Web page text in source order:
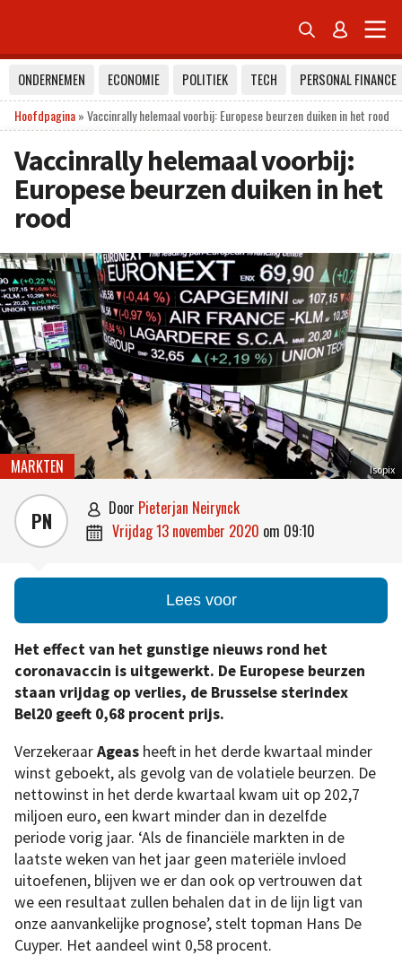
 
ONDERNEMEN ECONOMIE POLITIEK TECH
PERSONAL FINANCE
Hoofdpagina»Vaccinrally helemaal voorbij: Europese beurzen duiken in het rood
Vaccinrally helemaal voorbij:
Europese beurzen duiken in het
rood
Isopix
MARKTEN
PN  door Pieterjan Neirynck
 vrijdag 13 november 2020 om 09:10
Lees voor
Het effect van het gunstige nieuws rond het
coronavaccin is uitgewerkt. De Europese beurzen
staan vrijdag op verlies, de Brusselse sterindex
Bel20 geeft 0,68 procent prijs.
VerzekeraarAgeas heeft in het derde kwartaal minder
winst geboekt, als gevolg van de volatiele beurzen. De
nettowinst in het derde kwartaal kwam uit op 202,7
miljoen euro, een kwart minder dan in dezelfde
periode vorig jaar. ‘Als de financiële markten in de
laatste weken van het jaar geen materiële invloed
uitoefenen, blijven we er dan ook op vertrouwen dat
we een resultaat zullen behalen dat in de lijn ligt van
onze aanvankelijke prognose’, stelt topman Hans De
Cuyper. Het aandeel wint 0,58 procent.